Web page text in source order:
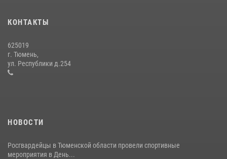
Сотрудники тюменского СОБР "Сова" отработали навыки
десантирования на Урале
16 июля 2026, 10:42
КОНТАКТЫ
625019
г. Тюмень,
ул. Республики д.254
НОВОСТИ
Росгвардейцы в Тюменской области провели спортивные
мероприятия в День...